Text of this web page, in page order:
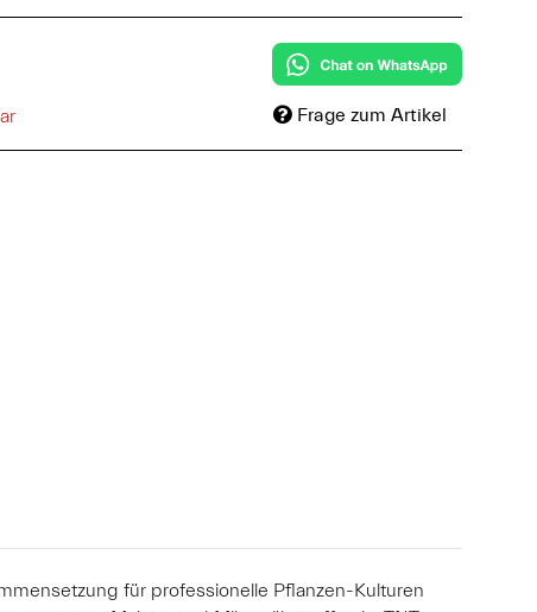
Frage zum Artikel
für professionelle Pflanzen-Kulturen